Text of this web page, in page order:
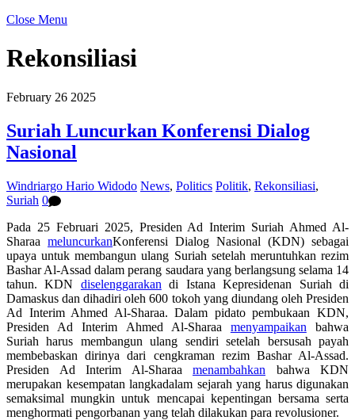
Close Menu
Rekonsiliasi
February 26 2025
Suriah Luncurkan Konferensi Dialog
Nasional
Windriargo Hario Widodo News, Politics Politik, Rekonsiliasi,
Suriah 0
Pada 25 Februari 2025, Presiden Ad Interim Suriah Ahmed Al-
Sharaa meluncurkanKonferensi Dialog Nasional (KDN) sebagai
upaya untuk membangun ulang Suriah setelah meruntuhkan rezim
Bashar Al-Assad dalam perang saudara yang berlangsung selama 14
tahun. KDN diselenggarakan di Istana Kepresidenan Suriah di
Damaskus dan dihadiri oleh 600 tokoh yang diundang oleh Presiden
Ad Interim Ahmed Al-Sharaa. Dalam pidato pembukaan KDN,
Presiden Ad Interim Ahmed Al-Sharaa menyampaikan bahwa
Suriah harus membangun ulang sendiri setelah bersusah payah
membebaskan dirinya dari cengkraman rezim Bashar Al-Assad.
Presiden Ad Interim Al-Sharaa menambahkan bahwa KDN
merupakan kesempatan langkadalam sejarah yang harus digunakan
semaksimal mungkin untuk mencapai kepentingan bersama serta
menghormati pengorbanan yang telah dilakukan para revolusioner.